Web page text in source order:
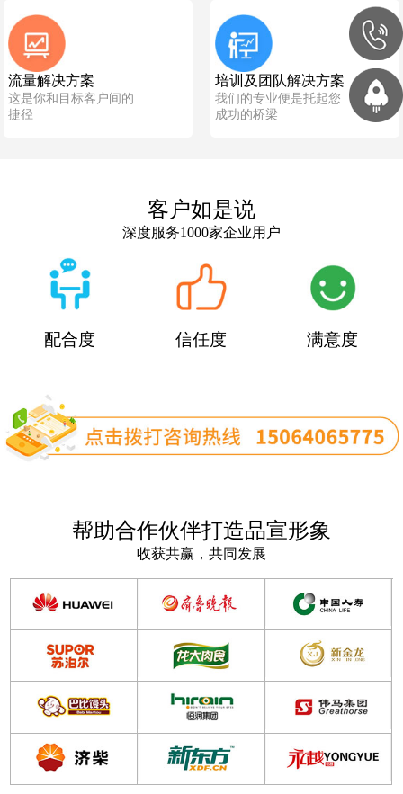
流量解决方案
这是你和目标客户间的
捷径
培训及团队解决方案
我们的专业便是托起您
成功的桥梁
客户如是说
深度服务1000家企业用户
配合度 信任度 满意度
帮助合作伙伴打造品宣形象
收获共赢，共同发展